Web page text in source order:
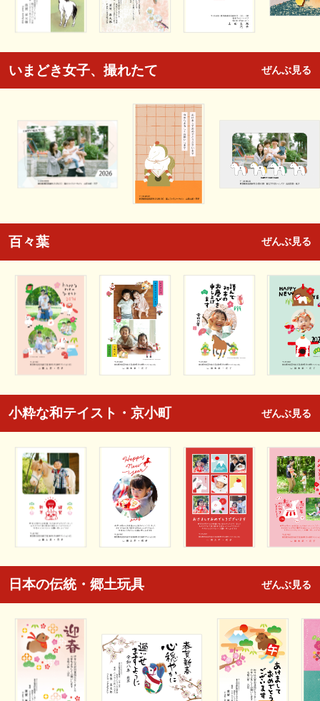
いまどき女子、撮れたて ぜんぶ見る
百々葉 ぜんぶ見る
小粋な和テイスト・京小町 ぜんぶ見る
日本の伝統・郷土玩具 ぜんぶ見る